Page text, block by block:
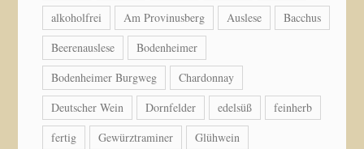
alkoholfrei
Am Provinusberg Auslese
Bacchus
Beerenauslese
Bodenheimer
Bodenheimer Burgweg
Chardonnay
Deutscher Wein
Dornfelder edelsüß
feinherb
fertig
Gewürztraminer
Glühwein